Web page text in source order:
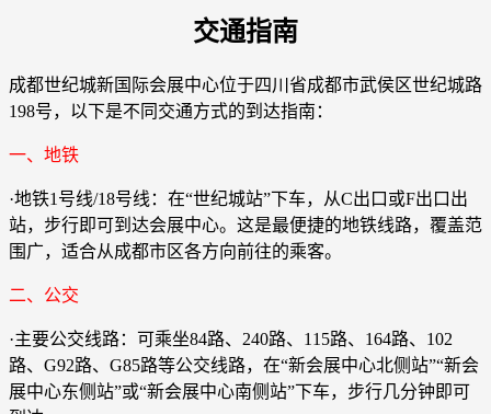
交通指南
成都世纪城新国际会展中心位于四川省成都市武侯区世纪城路
198号，以下是不同交通方式的到达指南：
一、地铁
·地铁1号线/18号线：在“世纪城站”下车，从C出口或F出口出
站，步行即可到达会展中心。这是最便捷的地铁线路，覆盖范
围广，适合从成都市区各方向前往的乘客。
二、公交
·主要公交线路：可乘坐84路、240路、115路、164路、102
路、G92路、G85路等公交线路，在“新会展中心北侧站”“新会
展中心东侧站”或“新会展中心南侧站”下车，步行几分钟即可